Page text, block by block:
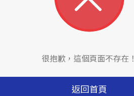
很抱歉，這個頁面不存在！
返回首頁